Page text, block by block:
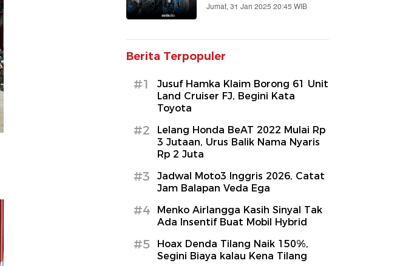
Jumat, 31 Jan 2025 20:45 WIB
Berita Terpopuler
#1
Jusuf Hamka Klaim Borong 61 Unit
Land Cruiser FJ, Begini Kata
Toyota
#2
Lelang Honda BeAT 2022 Mulai Rp
3 Jutaan, Urus Balik Nama Nyaris
Rp 2 Juta
#3
Jadwal Moto3 Inggris 2026, Catat
Jam Balapan Veda Ega
#4
Menko Airlangga Kasih Sinyal Tak
Ada Insentif Buat Mobil Hybrid
#5
Hoax Denda Tilang Naik 150%,
Segini Biaya kalau Kena Tilang